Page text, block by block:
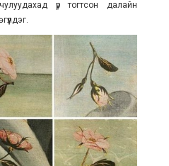
үр тогтсон далайн